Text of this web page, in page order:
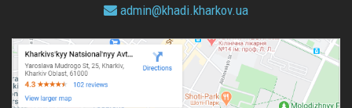
admin@khadi.kharkov.ua